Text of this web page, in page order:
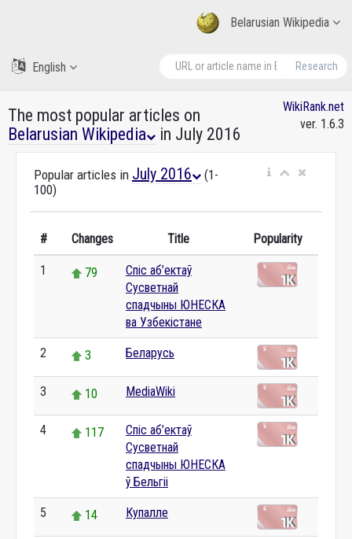
Belarusian Wikipedia
Research
English
The most popular articles on
Belarusian Wikipedia
in July 2016
WikiRank.net
ver. 1.6.3
Popular articles in July 2016
(1-
100)
# Changes Title Popularity
1 79
Спіс аб’ектаў
Сусветнай
спадчыны ЮНЕСКА
ва Узбекістане
2 3 Беларусь
3 10 MediaWiki
4 117
Спіс аб’ектаў
Сусветнай
спадчыны ЮНЕСКА
ў Бельгіі
5 14 Купалле